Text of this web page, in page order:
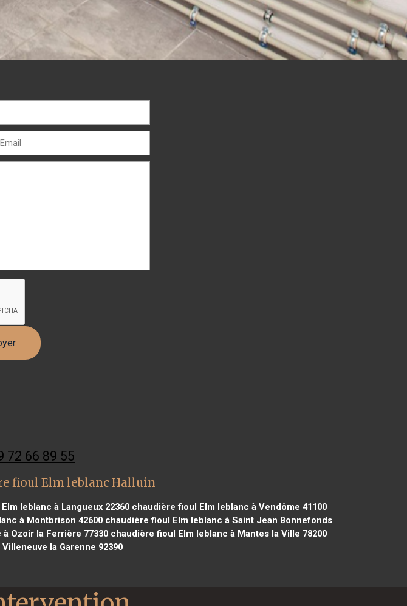
72 66 89 55
fioul Elm leblanc Halluin
leblanc à Langueux 22360chaudière fioul Elm leblanc à Vendôme 41100
à Montbrison 42600chaudière fioul Elm leblanc à Saint Jean Bonnefonds
Ozoir la Ferrière 77330chaudière fioul Elm leblanc à Mantes la Ville 78200
la Garenne 92390